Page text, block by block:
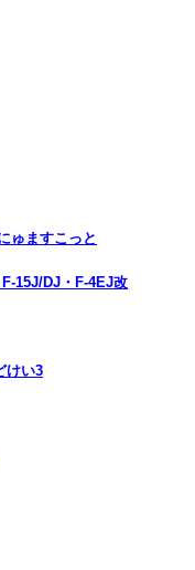
ゅますこっと
15J/DJ・F-4EJ改
けい3